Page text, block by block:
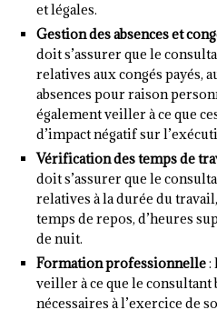
et légales.
Gestion des absences et
doit s’assurer que le
relatives aux congés payés,
absences pour raison
également veiller à ce que
d’impact négatif sur
Vérification des temps de
doit s’assurer que le
relatives à la durée du
temps de repos, d’heures
de nuit.
Formation professionnelle:
veiller à ce que le
nécessaires à l’exercice de